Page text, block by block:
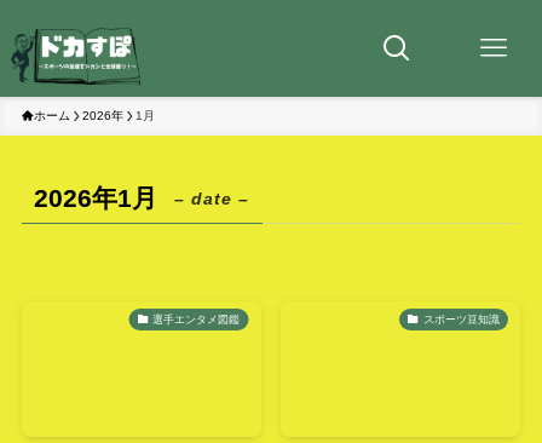
ホーム 2026年 1月
2026年1月 – date –
選手エンタメ図鑑 スポーツ豆知識